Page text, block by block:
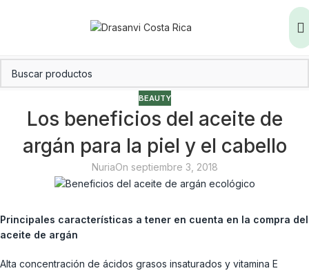
BEAUTY
Los beneficios del aceite de
argán para la piel y el cabello
NuriaOn septiembre 3, 2018
Principales características a tener en cuenta en la compra del
aceite de argán
Alta concentración de ácidos grasos insaturados y vitamina E